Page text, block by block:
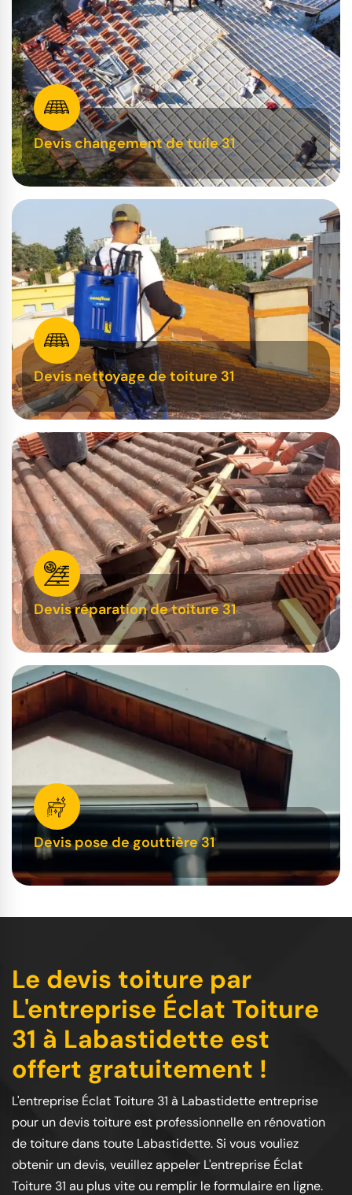
Devis changement de tuile 31
Devis nettoyage de toiture 31
Devis réparation de toiture 31
Devis pose de gouttière 31
Le devis toiture par
L'entreprise Éclat Toiture
31 à Labastidette est
offert gratuitement !
L'entreprise Éclat Toiture 31 à Labastidette entreprise
pour un devis toiture est professionnelle en rénovation
de toiture dans toute Labastidette. Si vous vouliez
obtenir un devis, veuillez appeler L'entreprise Éclat
Toiture 31 au plus vite ou remplir le formulaire en ligne.